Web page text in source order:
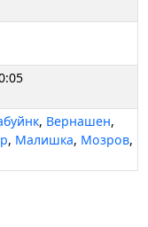
, Вернашен,
, Малишка, Мозров,